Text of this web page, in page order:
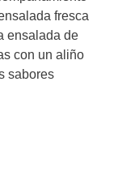
fresca
ensalada de
con un aliño
sabores